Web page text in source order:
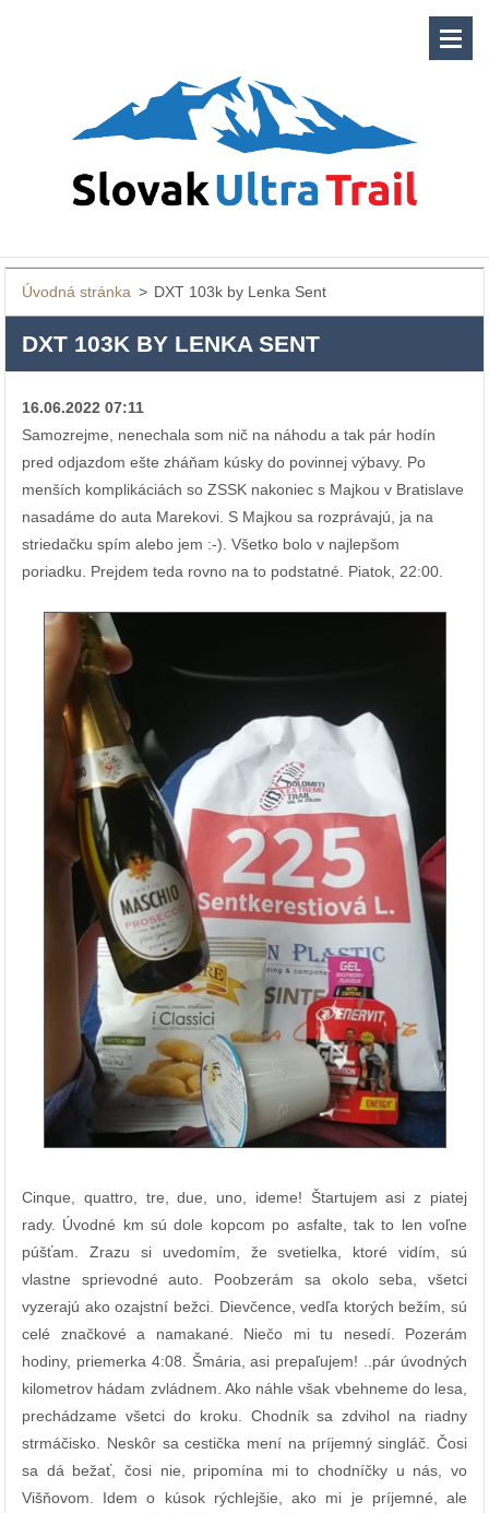
Úvodná stránka > DXT 103k by Lenka Sent
DXT 103K BY LENKA SENT
16.06.2022 07:11
Samozrejme, nenechala som nič na náhodu a tak pár hodín
pred odjazdom ešte zháňam kúsky do povinnej výbavy. Po
menších komplikáciách so ZSSK nakoniec s Majkou v Bratislave
nasadáme do auta Marekovi. S Majkou sa rozprávajú, ja na
striedačku spím alebo jem :-). Všetko bolo v najlepšom
poriadku. Prejdem teda rovno na to podstatné. Piatok, 22:00.
Cinque, quattro, tre, due, uno, ideme! Štartujem asi z piatej
rady. Úvodné km sú dole kopcom po asfalte, tak to len voľne
púšťam. Zrazu si uvedomím, že svetielka, ktoré vidím, sú
vlastne sprievodné auto. Poobzerám sa okolo seba, všetci
vyzerajú ako ozajstní bežci. Dievčence, vedľa ktorých bežím, sú
celé značkové a namakané. Niečo mi tu nesedí. Pozerám
hodiny, priemerka 4:08. Šmária, asi prepaľujem! ..pár úvodných
kilometrov hádam zvládnem. Ako náhle však vbehneme do lesa,
prechádzame všetci do kroku. Chodník sa zdvihol na riadny
strmáčisko. Neskôr sa cestička mení na príjemný singláč. Čosi
sa dá bežať, čosi nie, pripomína mi to chodníčky u nás, vo
Višňovom. Idem o kúsok rýchlejšie, ako mi je príjemné, ale